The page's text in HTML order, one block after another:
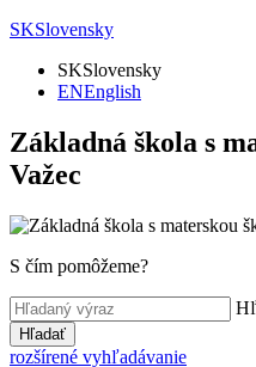
SKSlovensky
SKSlovensky
ENEnglish
Základná škola s
Važec
S čím pomôžeme?
Hľadať
rozšírené vyhľadávanie